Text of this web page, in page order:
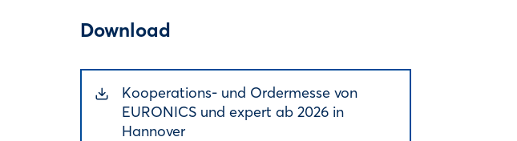
Download
Kooperations- und Ordermesse von
EURONICS und expert ab 2026 in
Hannover